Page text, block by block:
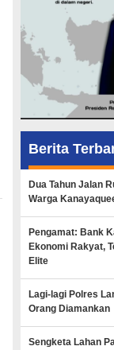
Berita
Dua Tahun Jalan
Warga
Pengamat: Bank
Ekonomi Rakyat,
Elite
Lagi-lagi Polres
Orang Diamankan
Sengketa Lahan